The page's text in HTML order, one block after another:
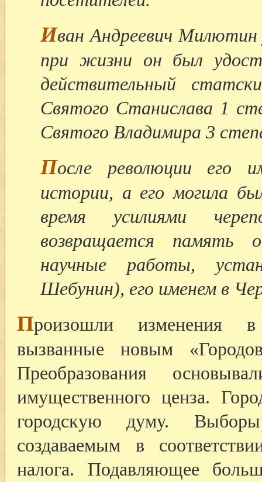
Иван Андреевич
при жизни он был
действительный
Святого Станислава 1
Святого Владимира 3
После революции его
истории, а его могила
время усилиями
возвращается память
научные работы,
Шебунин), его именем в
Произошли изменения в
вызванные новым
Преобразования
имущественного ценза.
городскую думу.
создаваемым в
налога. Подавляющее